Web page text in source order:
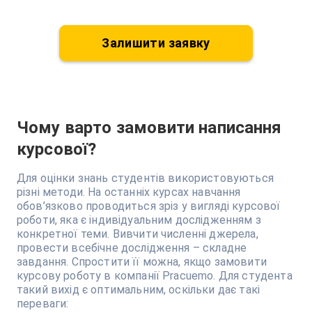
Залишити заявку
Чому варто замовити написання
курсової?
Для оцінки знань студентів використовуються
різні методи. На останніх курсах навчання
обов’язково проводиться зріз у вигляді курсової
роботи, яка є індивідуальним дослідженням з
конкретної теми. Вивчити численні джерела,
провести всебічне дослідження – складне
завдання. Спростити її можна, якщо замовити
курсову роботу в компанії Pracuemo. Для студента
такий вихід є оптимальним, оскільки дає такі
переваги: